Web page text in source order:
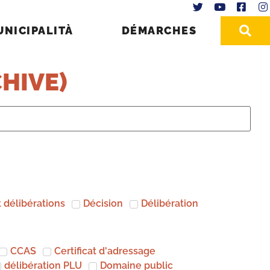
DÉMARCHES
délibérations Décision Délibération
CCAS
Certificat d'adressage
délibération PLU
Domaine public